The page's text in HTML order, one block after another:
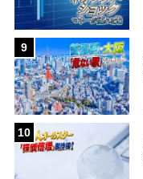
9
10